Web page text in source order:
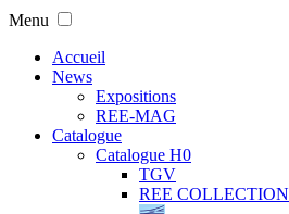
Menu
Accueil
News
Expositions
REE-MAG
Catalogue
Catalogue H0
TGV
REE COLLECTION